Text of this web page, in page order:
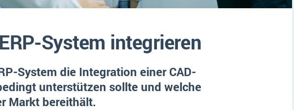
Funktionalitäten
Medien
MEHR ÜBER ERP-SOFTWARE
System integrieren
System die Integration einer CAD-
unterstützen sollte und welche
Markt bereithält.